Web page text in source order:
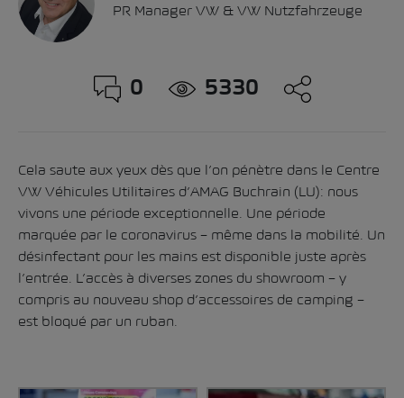
PR Manager VW & VW Nutzfahrzeuge
0 5330
Cela saute aux yeux dès que l’on pénètre dans le Centre
VW Véhicules Utilitaires d’AMAG Buchrain (LU): nous
vivons une période exceptionnelle. Une période
marquée par le coronavirus – même dans la mobilité. Un
désinfectant pour les mains est disponible juste après
l’entrée. L’accès à diverses zones du showroom – y
compris au nouveau shop d’accessoires de camping –
est bloqué par un ruban.